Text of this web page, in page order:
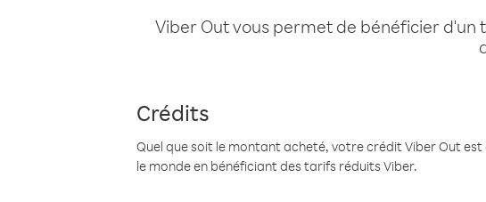
Viber Out vous permet de bénéficier d'un
Crédits
Quel que soit le montant acheté, votre crédit Viber Out
le monde en bénéficiant des tarifs réduits Viber.